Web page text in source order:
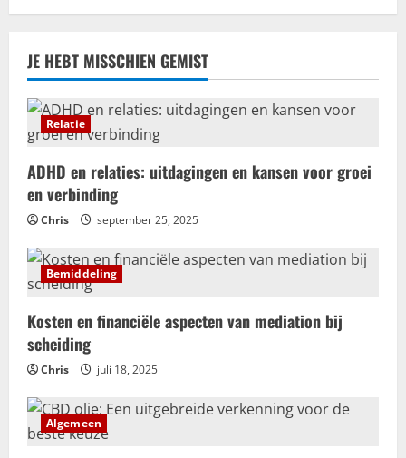
5
JE HEBT MISSCHIEN GEMIST
Relatie
ADHD en relaties: uitdagingen en kansen voor groei
en verbinding
Chris september 25, 2025
Bemiddeling
Kosten en financiële aspecten van mediation bij
scheiding
Chris juli 18, 2025
Algemeen